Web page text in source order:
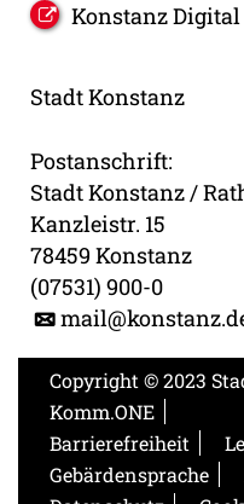
Konstanz Digital
Stadt Konstanz
Postanschrift:
Stadt Konstanz /
Kanzleistr. 15
78459 Konstanz
(07531) 900-0
Copyright © 2023
Komm.ONE
Barrierefreiheit
Gebärdensprache